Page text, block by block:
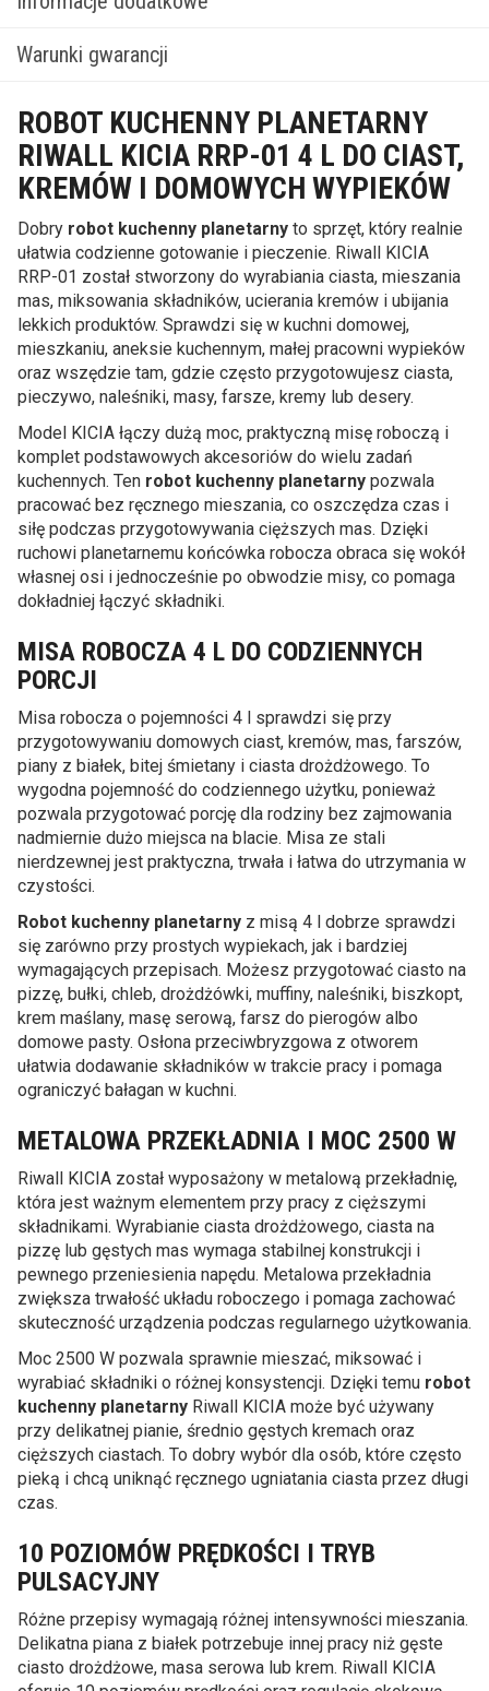
Warunki gwarancji
ROBOT KUCHENNY PLANETARNY
RIWALL KICIA RRP-01 4 L DO CIAST,
KREMÓW I DOMOWYCH WYPIEKÓW
Dobry robot kuchenny planetarny to sprzęt, który realnie
ułatwia codzienne gotowanie i pieczenie. Riwall KICIA
RRP-01 został stworzony do wyrabiania ciasta, mieszania
mas, miksowania składników, ucierania kremów i ubijania
lekkich produktów. Sprawdzi się w kuchni domowej,
mieszkaniu, aneksie kuchennym, małej pracowni wypieków
oraz wszędzie tam, gdzie często przygotowujesz ciasta,
pieczywo, naleśniki, masy, farsze, kremy lub desery.
Model KICIA łączy dużą moc, praktyczną misę roboczą i
komplet podstawowych akcesoriów do wielu zadań
kuchennych. Ten robot kuchenny planetarny pozwala
pracować bez ręcznego mieszania, co oszczędza czas i
siłę podczas przygotowywania cięższych mas. Dzięki
ruchowi planetarnemu końcówka robocza obraca się wokół
własnej osi i jednocześnie po obwodzie misy, co pomaga
dokładniej łączyć składniki.
MISA ROBOCZA 4 L DO CODZIENNYCH
PORCJI
Misa robocza o pojemności 4 l sprawdzi się przy
przygotowywaniu domowych ciast, kremów, mas, farszów,
piany z białek, bitej śmietany i ciasta drożdżowego. To
wygodna pojemność do codziennego użytku, ponieważ
pozwala przygotować porcję dla rodziny bez zajmowania
nadmiernie dużo miejsca na blacie. Misa ze stali
nierdzewnej jest praktyczna, trwała i łatwa do utrzymania w
czystości.
Robot kuchenny planetarny z misą 4 l dobrze sprawdzi
się zarówno przy prostych wypiekach, jak i bardziej
wymagających przepisach. Możesz przygotować ciasto na
pizzę, bułki, chleb, drożdżówki, muffiny, naleśniki, biszkopt,
krem maślany, masę serową, farsz do pierogów albo
domowe pasty. Osłona przeciwbryzgowa z otworem
ułatwia dodawanie składników w trakcie pracy i pomaga
ograniczyć bałagan w kuchni.
METALOWA PRZEKŁADNIA I MOC 2500 W
Riwall KICIA został wyposażony w metalową przekładnię,
która jest ważnym elementem przy pracy z cięższymi
składnikami. Wyrabianie ciasta drożdżowego, ciasta na
pizzę lub gęstych mas wymaga stabilnej konstrukcji i
pewnego przeniesienia napędu. Metalowa przekładnia
zwiększa trwałość układu roboczego i pomaga zachować
skuteczność urządzenia podczas regularnego użytkowania.
Moc 2500 W pozwala sprawnie mieszać, miksować i
wyrabiać składniki o różnej konsystencji. Dzięki temu robot
kuchenny planetarny Riwall KICIA może być używany
przy delikatnej pianie, średnio gęstych kremach oraz
cięższych ciastach. To dobry wybór dla osób, które często
pieką i chcą uniknąć ręcznego ugniatania ciasta przez długi
czas.
10 POZIOMÓW PRĘDKOŚCI I TRYB
PULSACYJNY
Różne przepisy wymagają różnej intensywności mieszania.
Delikatna piana z białek potrzebuje innej pracy niż gęste
ciasto drożdżowe, masa serowa lub krem. Riwall KICIA